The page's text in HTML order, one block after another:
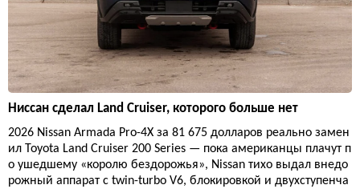
Ниссан сделал Land Cruiser, которого больше нет
2026 Nissan Armada Pro-4X за 81 675 долларов реально замен
ил Toyota Land Cruiser 200 Series — пока американцы плачут п
о ушедшему «королю бездорожья», Nissan тихо выдал внедо
рожный аппарат с twin-turbo V6, блокировкой и двухступенча